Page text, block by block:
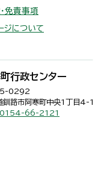
免責事項
ジについて
行政センター
0292
釧路市阿寒町中央1丁目4-1
0154-66-2121